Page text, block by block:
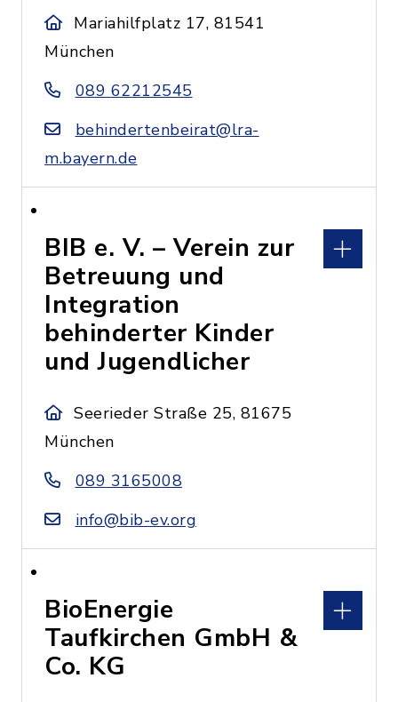
Mariahilfplatz 17, 81541
München
089 62212545
behindertenbeirat@lra-
m.bayern.de
BIB e. V. – Verein zur
Betreuung und
Integration
behinderter Kinder
und Jugendlicher
Seerieder Straße 25, 81675
München
089 3165008
info@bib-ev.org
BioEnergie
Taufkirchen GmbH &
Co. KG